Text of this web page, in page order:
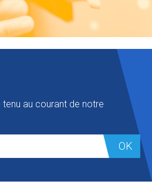
au courant de notre
OK